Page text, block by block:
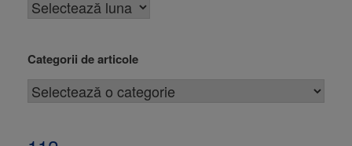
Categorii de articole